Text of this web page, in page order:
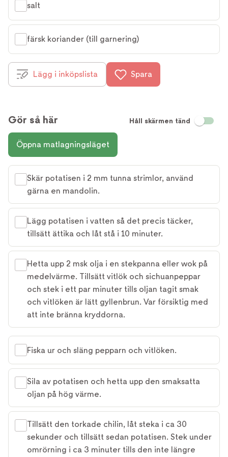
salt
färsk koriander (till garnering)
Lägg i inköpslista Spara
Gör så här Håll skärmen tänd
Öppna matlagningsläget
Skär potatisen i 2 mm tunna strimlor, använd
gärna en mandolin.
Lägg potatisen i vatten så det precis täcker,
tillsätt ättika och låt stå i 10 minuter.
Hetta upp 2 msk olja i en stekpanna eller wok på
medelvärme. Tillsätt vitlök och sichuanpeppar
och stek i ett par minuter tills oljan tagit smak
och vitlöken är lätt gyllenbrun. Var försiktig med
att inte bränna kryddorna.
Fiska ur och släng pepparn och vitlöken.
Sila av potatisen och hetta upp den smaksatta
oljan på hög värme.
Tillsätt den torkade chilin, låt steka i ca 30
sekunder och tillsätt sedan potatisen. Stek under
omrörning i ca 3 minuter tills den inte längre